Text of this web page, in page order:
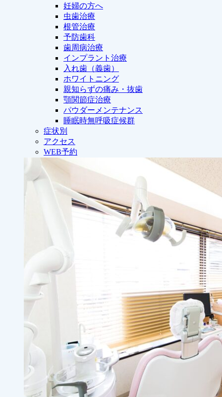
妊婦の方へ
虫歯治療
根管治療
予防歯科
歯周病治療
インプラント治療
入れ歯（義歯）
ホワイトニング
親知らずの痛み・抜歯
顎関節症治療
パウダーメンテナンス
睡眠時無呼吸症候群
症状別
アクセス
WEB予約